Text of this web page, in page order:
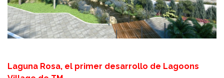
Laguna Rosa, el primer desarrollo de Lagoons